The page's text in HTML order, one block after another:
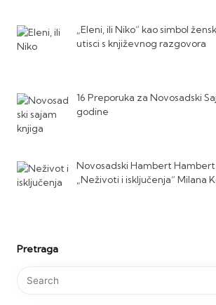
„Eleni, ili Niko“ kao simbol
utisci s književnog razgovora
16 Preporuka za Novosadski
godine
Novosadski Hambert
„Neživoti i isključenja“ Milana
Pretraga